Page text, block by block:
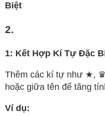
Biệt
2.
1: Kết Hợp Kí Tự Đặc
Thêm các kí tự như ★,
hoặc giữa tên để tăng
Ví dụ: